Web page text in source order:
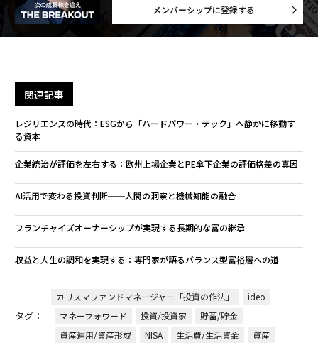
メンバーシップに登録する
関連記事
レジリエンスの時代：ESGから「ハードパワー・テック」へ静かに移動す
る資本
企業統治が評価を左右する：欧州上場企業とPE傘下企業の評価格差の真因
AI活用で変わる投資判断──人間の洞察と機械知能の融合
フランチャイズオーナーシップが実現する長期的な富の継承
収益と人生の調和を実現する：専門家が語るバランス型富裕層への道
タグ：
カリスマファンドマネージャー「投資の作法」
ideo
マネーフォワード
投資/投資家
貯蓄/貯金
資産運用/資産形成
NISA 生活費/生活資金 資産